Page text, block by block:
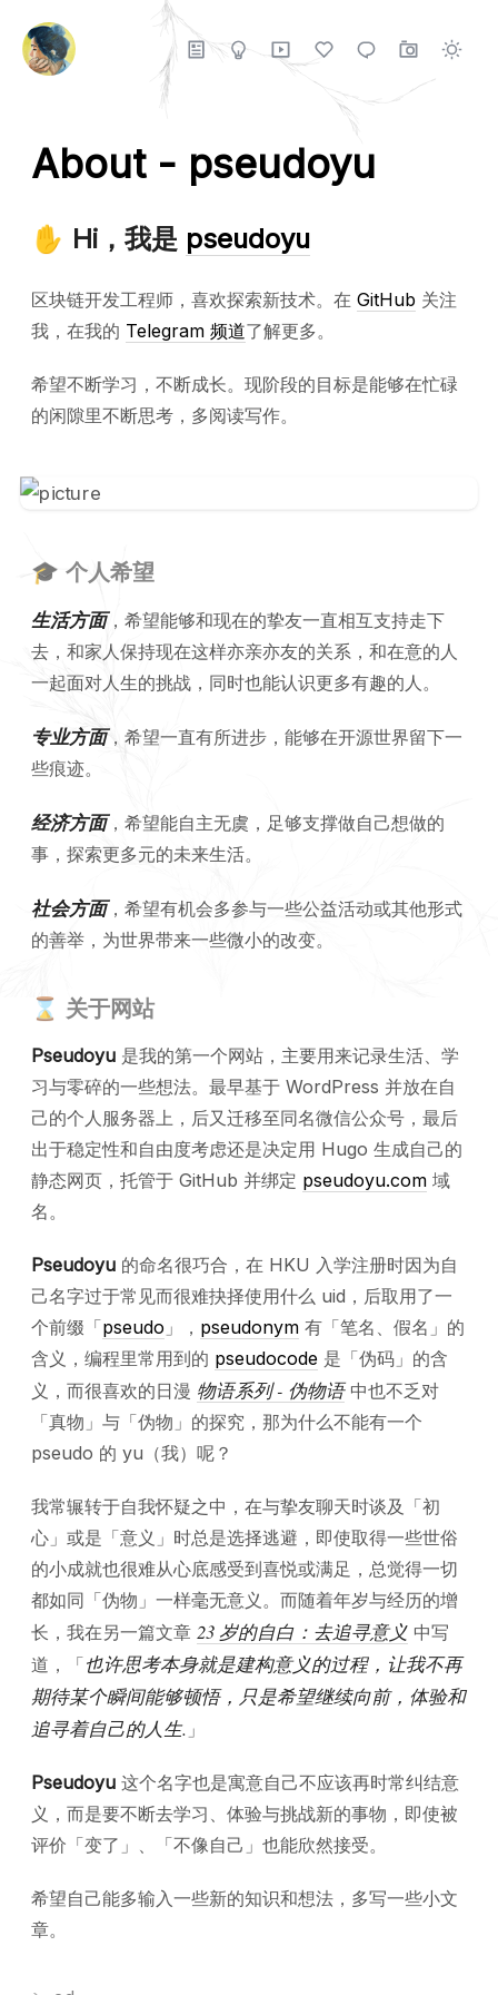
About - pseudoyu
✋ Hi，我是 pseudoyu
区块链开发工程师，喜欢探索新技术。在 GitHub 关注
我，在我的 Telegram 频道了解更多。
希望不断学习，不断成长。现阶段的目标是能够在忙碌
的闲隙里不断思考，多阅读写作。
🎓 个人希望
生活方面，希望能够和现在的挚友一直相互支持走下
去，和家人保持现在这样亦亲亦友的关系，和在意的人
一起面对人生的挑战，同时也能认识更多有趣的人。
专业方面，希望一直有所进步，能够在开源世界留下一
些痕迹。
经济方面，希望能自主无虞，足够支撑做自己想做的
事，探索更多元的未来生活。
社会方面，希望有机会多参与一些公益活动或其他形式
的善举，为世界带来一些微小的改变。
⌛️ 关于网站
Pseudoyu 是我的第一个网站，主要用来记录生活、学
习与零碎的一些想法。最早基于 WordPress 并放在自
己的个人服务器上，后又迁移至同名微信公众号，最后
出于稳定性和自由度考虑还是决定用 Hugo 生成自己的
静态网页，托管于 GitHub 并绑定 pseudoyu.com 域
名。
Pseudoyu 的命名很巧合，在 HKU 入学注册时因为自
己名字过于常见而很难抉择使用什么 uid，后取用了一
个前缀「pseudo 」， pseudonym 有「笔名、假名」的
含义，编程里常用到的 pseudocode 是「伪码」的含
义，而很喜欢的日漫 物语系列 - 伪物语中也不乏对
「真物」与「伪物」的探究，那为什么不能有一个
pseudo 的 yu（我）呢？
我常辗转于自我怀疑之中，在与挚友聊天时谈及「初
心」或是「意义」时总是选择逃避，即使取得一些世俗
的小成就也很难从心底感受到喜悦或满足，总觉得一切
都如同「伪物」一样毫无意义。而随着年岁与经历的增
长，我在另一篇文章 23 岁的自白：去追寻意义 中写
道，「也许思考本身就是建构意义的过程，让我不再
期待某个瞬间能够顿悟，只是希望继续向前，体验和
追寻着自己的人生. 」
Pseudoyu 这个名字也是寓意自己不应该再时常纠结意
义，而是要不断去学习、体验与挑战新的事物，即使被
评价「变了」、「不像自己」也能欣然接受。
希望自己能多输入一些新的知识和想法，多写一些小文
章。